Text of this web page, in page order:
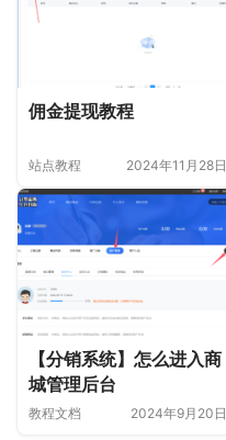
佣金提现教程
站点教程 2024年11月28日
【分销系统】怎么进入商
城管理后台
教程文档 2024年9月20日